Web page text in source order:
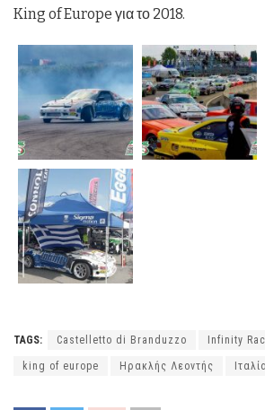
King of Europe για το 2018.
TAGS: Castelletto di Branduzzo Infinity
king of europe Ηρακλής Λεοντής